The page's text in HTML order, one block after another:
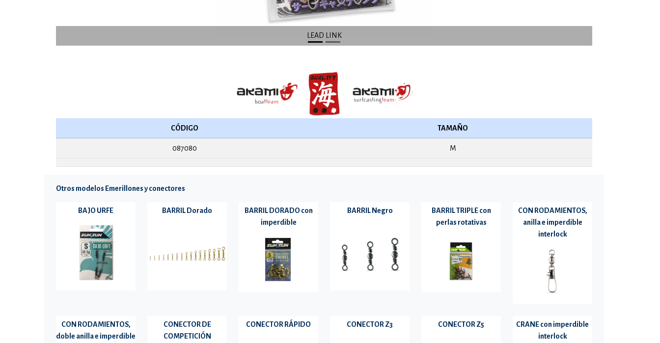
LEAD LINK
CÓDIGO TAMAÑO
087080 M
Otros modelos Emerillones y conectores
BAJO URFE BARRIL Dorado
BARRIL DORADO con
imperdible
BARRIL Negro
BARRIL TRIPLE con
perlas rotativas
CON RODAMIENTOS,
anilla e imperdible
interlock
CON RODAMIENTOS,
doble anilla e imperdible
CONECTOR DE
COMPETICIÓN
CONECTOR RÁPIDO CONECTOR Z3 CONECTOR Z5
CRANE con imperdible
interlock